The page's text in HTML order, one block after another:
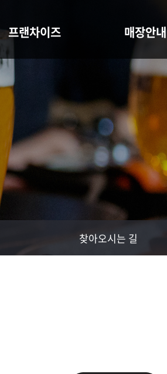
프랜차이즈
성공포인트&창업절차
창업문의
매장안내
매장안내
찾아오시는 길